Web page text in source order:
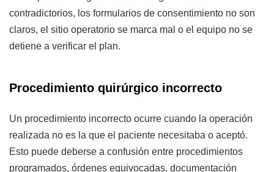
contradictorios, los formularios de consentimiento no son
claros, el sitio operatorio se marca mal o el equipo no se
detiene a verificar el plan.
Procedimiento quirúrgico incorrecto
Un procedimiento incorrecto ocurre cuando la operación
realizada no es la que el paciente necesitaba o aceptó.
Esto puede deberse a confusión entre procedimientos
programados, órdenes equivocadas, documentación